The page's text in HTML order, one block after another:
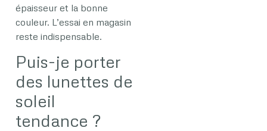
épaisseur et la bonne
couleur. L’essai en magasin
reste indispensable.
Puis-je porter
des lunettes de
soleil
tendance ?